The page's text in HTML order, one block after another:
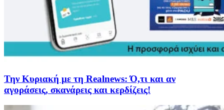
Την Κυριακή με τη Realnews: Ό,τι και αν
αγοράσεις, σκανάρεις και κερδίζεις!